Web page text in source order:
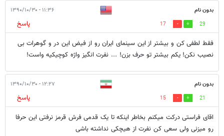
بدون نام ۱۱:۳۶ - ۱۳۹۰/۱۰/۳۰
29
17
پاسخ
فقط لطفی کن و بیشتر از این سینمای ایران رو از فیض این در و گوهرات بی
نصیب نکن! یکم بیشتر تو حرف بزن! ... نفرت انگیز واژه کوچیکیه واست!
بدون نام ۱۲:۲۷ - ۱۳۹۰/۱۰/۳۰
21
15
پاسخ
اقای فراستی درکت میکنم بخاطر اینکه تا یک قدمی فرش قرمز نرفتی این حرفا
رو میزنی ولی سعی کن نفرت از هیچکی نداشته باشی